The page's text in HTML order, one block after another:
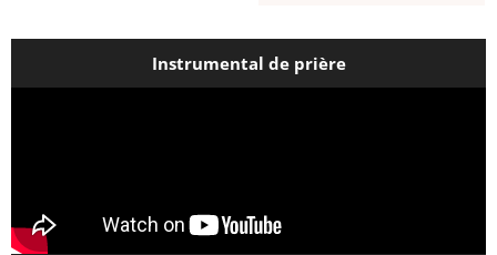
Instrumental de prière